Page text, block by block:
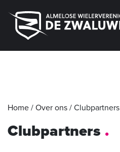
Home / Over ons / Clubpartners
Clubpartners